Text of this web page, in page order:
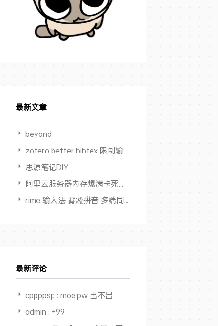
最新文章
beyond
zotero better bibtex 限制输出作者数量
思源笔记DIY
阿里云服务器内存爆满卡死但 Swap占用为0
rime 输入法 雾凇拼音 多端同步方案
最新评论
cppppsp : moe.pw 出不出
admin : +99